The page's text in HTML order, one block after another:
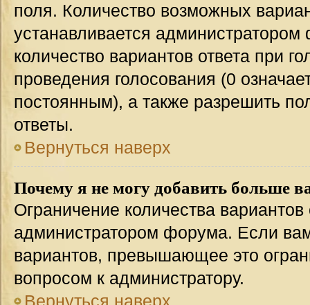
поля. Количество возможных
устанавливается
количество вариантов ответа при
проведения голосования (0
постоянным), а также разрешить
ответы.
Вернуться наверх
Почему я не могу добавить больше
Ограничение количества вариантов
администратором форума. Если
вариантов, превышающее это
вопросом к администратору.
Вернуться наверх